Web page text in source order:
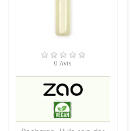
EN STOCK
0 Avis